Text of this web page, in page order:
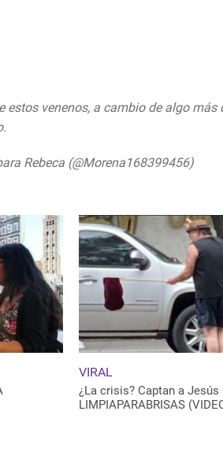
estos venenos, a cambio de algo más
Rebeca (@Morena168399456)
VIRAL
¿La crisis? Captan a
LIMPIAPARABRISAS